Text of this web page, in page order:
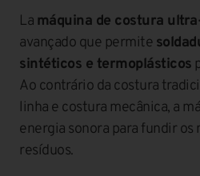
La máquina de costura
avançado que permite
sintéticos e termoplásticos
Ao contrário da costura
linha e costura mecânica, a
energia sonora para fundir
resíduos.